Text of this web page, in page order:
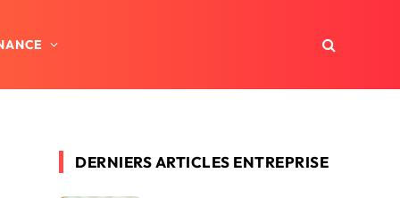
DERNIERS ARTICLES ENTREPRISE